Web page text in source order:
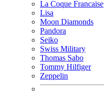
La Coque Francaise
Lisa
Moon Diamonds
Pandora
Seiko
Swiss Military
Thomas Sabo
Tommy Hilfiger
Zeppelin